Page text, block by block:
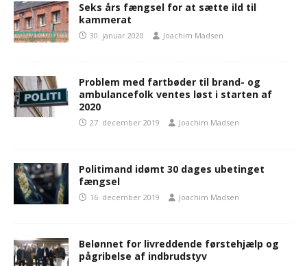
Seks års fængsel for at sætte ild til
kammerat
30. januar 2020 Joachim Madsen
Problem med fartbøder til brand- og
ambulancefolk ventes løst i starten af
2020
27. december 2019 Joachim Madsen
Politimand idømt 30 dages ubetinget
fængsel
16. december 2019 Joachim Madsen
Belønnet for livreddende førstehjælp og
pågribelse af indbrudstyv